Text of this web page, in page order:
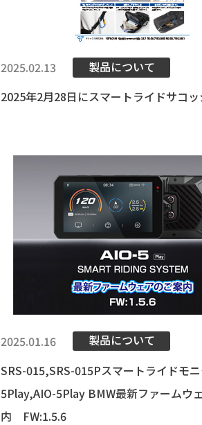
2025.02.13
製品について
2025年2月28日にスマートライドサコ
2025.01.16
製品について
SRS-015,SRS-015Pスマートライドモ
5Play,AIO-5Play BMW最新ファームウ
内 FW:1.5.6